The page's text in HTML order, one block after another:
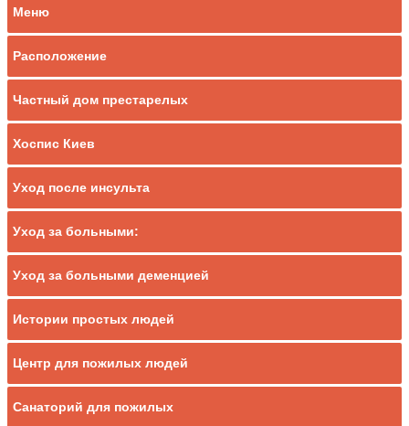
Меню
Расположение
Частный дом престарелых
Хоспис Киев
Уход после инсульта
Уход за больными:
Уход за больными деменцией
Истории простых людей
Центр для пожилых людей
Санаторий для пожилых